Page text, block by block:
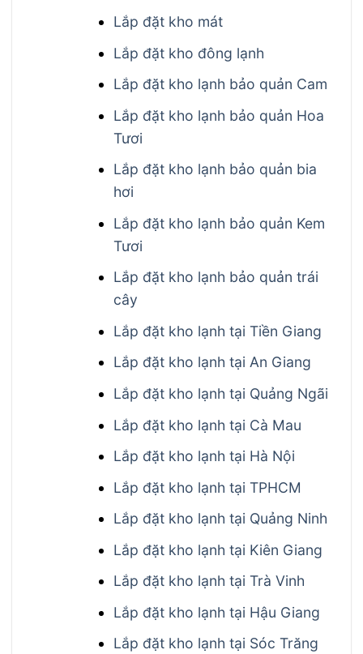
Lắp đặt kho mát
Lắp đặt kho đông lạnh
Lắp đặt kho lạnh bảo quản Cam
Lắp đặt kho lạnh bảo quản Hoa
Tươi
Lắp đặt kho lạnh bảo quản bia
hơi
Lắp đặt kho lạnh bảo quản Kem
Tươi
Lắp đặt kho lạnh bảo quản trái
cây
Lắp đặt kho lạnh tại Tiền Giang
Lắp đặt kho lạnh tại An Giang
Lắp đặt kho lạnh tại Quảng Ngãi
Lắp đặt kho lạnh tại Cà Mau
Lắp đặt kho lạnh tại Hà Nội
Lắp đặt kho lạnh tại TPHCM
Lắp đặt kho lạnh tại Quảng Ninh
Lắp đặt kho lạnh tại Kiên Giang
Lắp đặt kho lạnh tại Trà Vinh
Lắp đặt kho lạnh tại Hậu Giang
Lắp đặt kho lạnh tại Sóc Trăng